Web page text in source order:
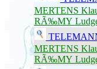
MERTENS
RÃ‰MY
MERTENS
RÃ‰MY